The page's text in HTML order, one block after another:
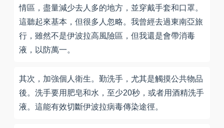
情區，盡量減少去人多的地方，並穿戴手套和口罩。
這聽起來基本，但很多人忽略。我曾經去過東南亞旅
行，雖然不是伊波拉高風險區，但我還是會帶消毒
液，以防萬一。
其次，加強個人衛生。勤洗手，尤其是觸摸公共物品
後。洗手要用肥皂和水，至少20秒，或者用酒精洗手
液。這能有效切斷伊波拉病毒傳染途徑。